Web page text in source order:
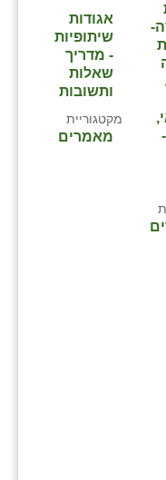
אגודות
שיתופיות
- מדריך
שאלות
ותשובות
מקטגוריית
מאמרים